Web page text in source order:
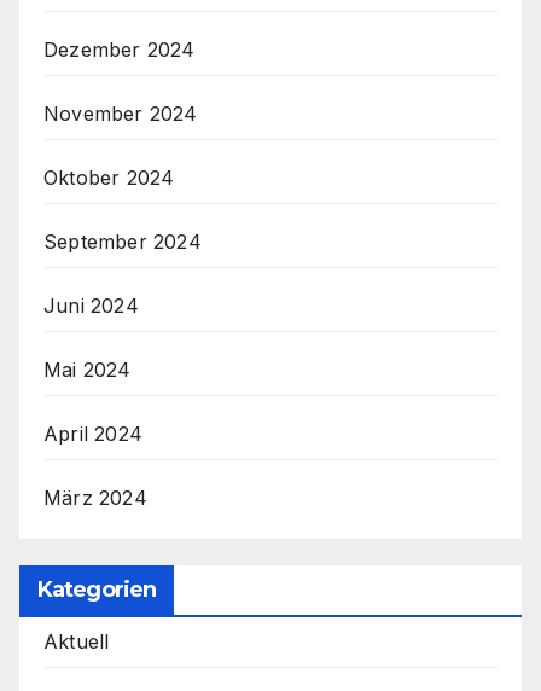
Dezember 2024
November 2024
Oktober 2024
September 2024
Juni 2024
Mai 2024
April 2024
März 2024
Kategorien
Aktuell